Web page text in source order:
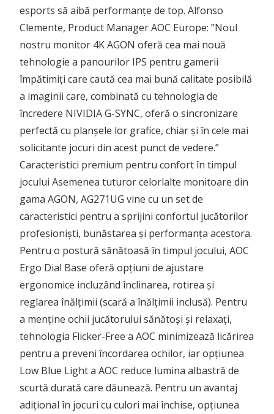
esports să aibă performanțe de top. Alfonso
Clemente, Product Manager AOC Europe: ”Noul
nostru monitor 4K AGON oferă cea mai nouă
tehnologie a panourilor IPS pentru gamerii
împătimiți care caută cea mai bună calitate posibilă
a imaginii care, combinată cu tehnologia de
încredere NIVIDIA G-SYNC, oferă o sincronizare
perfectă cu planșele lor grafice, chiar și în cele mai
solicitante jocuri din acest punct de vedere.”
Caracteristici premium pentru confort în timpul
jocului Asemenea tuturor celorlalte monitoare din
gama AGON, AG271UG vine cu un set de
caracteristici pentru a sprijini confortul jucătorilor
profesioniști, bunăstarea și performanța acestora.
Pentru o postură sănătoasă în timpul jocului, AOC
Ergo Dial Base oferă opțiuni de ajustare
ergonomice incluzând înclinarea, rotirea și
reglarea înălțimii (scară a înălțimii inclusă). Pentru
a menține ochii jucătorului sănătoși și relaxați,
tehnologia Flicker-Free a AOC minimizează licărirea
pentru a preveni încordarea ochilor, iar opțiunea
Low Blue Light a AOC reduce lumina albastră de
scurtă durată care dăunează. Pentru un avantaj
adițional în jocuri cu culori mai închise, opțiunea